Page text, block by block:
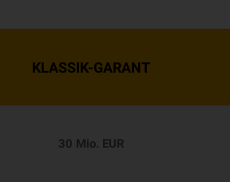
KLASSIK-GARANT
30 Mio. EUR